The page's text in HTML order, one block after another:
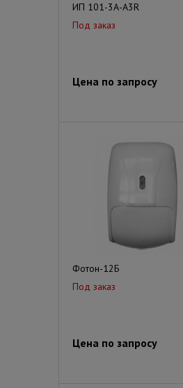
ИП 101-3А-A3R
Под заказ
Цена по запросу
Фотон-12Б
Под заказ
Цена по запросу